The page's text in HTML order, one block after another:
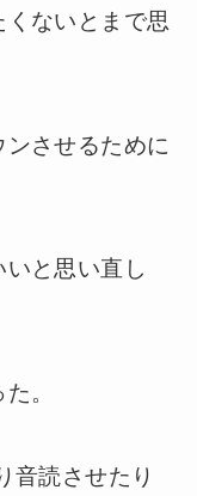
ないとまで思
させるために
と思い直し
。
音読させたり